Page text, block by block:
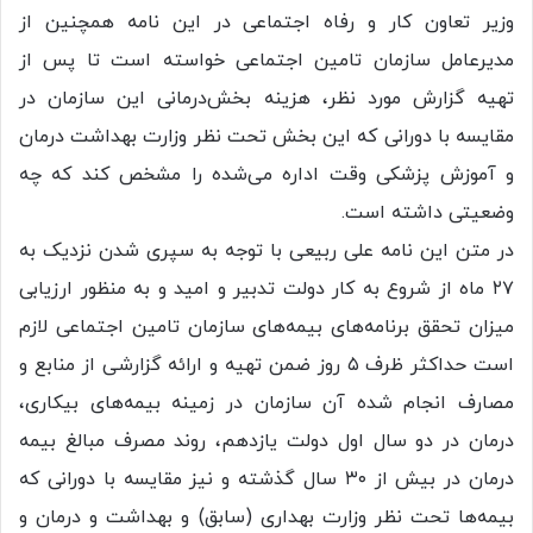
وزیر تعاون کار و رفاه اجتماعی در این نامه همچنین از
مدیرعامل سازمان تامین اجتماعی خواسته است تا پس از
تهیه گزارش مورد نظر، هزینه بخش‌درمانی این سازمان در
مقایسه با دورانی که این بخش تحت نظر وزارت بهداشت درمان
و آموزش پزشکی وقت اداره می‌شده را مشخص کند که چه
وضعیتی داشته است.
در متن این نامه علی ربیعی با توجه به سپری شدن نزدیک به
۲۷ ماه از شروع به کار دولت تدبیر و امید و به منظور ارزیابی
میزان تحقق برنامه‌های بیمه‌های سازمان تامین اجتماعی لازم
است حداکثر ظرف ۵ روز ضمن تهیه و ارائه گزارشی از منابع و
مصارف انجام شده آن سازمان در زمینه بیمه‌های بیکاری،
درمان در دو سال اول دولت یازدهم، روند مصرف مبالغ بیمه
درمان در بیش از ۳۰ سال گذشته و نیز مقایسه با دورانی که
بیمه‌ها تحت نظر وزارت بهداری (سابق) و بهداشت و درمان و